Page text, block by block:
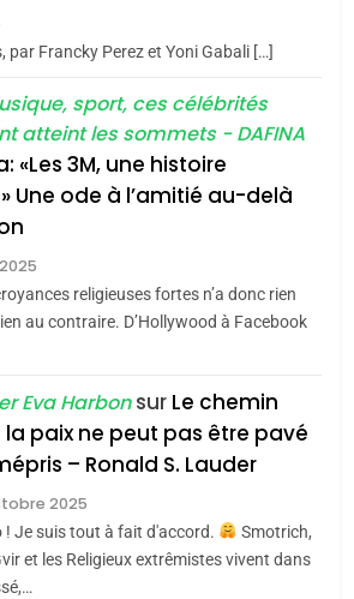
«Tu dis génocide, je dis
guerre»: La nouvelle
chanson de Boy George
ISRAÉL JUDAISME
Accords d’Isaac:
l’alliance pourrait
s’étendre à 13 pays
d’Amérique latine
ISRAÉL JUDAISME
2025, l’année la plus
meurtrière selon le
par Francky Perez et Yoni Gabali […]
sport, ces célébrités
atteint les sommets - DAFINA
«Les 3M, une histoire
Une ode à l’amitié au-delà
religieuses fortes n’a donc rien
au contraire. D’Hollywood à Facebook
Eva Harbonsur Le chemin
la paix ne peut pas être pavé
– Ronald S. Lauder
2025
! Je suis tout à fait d'accord.
Smotrich,
et les Religieux extrêmistes vivent dans
meurtrière selon le rapport
l’antisémitisme
FIÈRE, DIGNE ET RÉSILIENTE :
POURQUOI JE REVENDIQUE
MA JUDAÏTE par Thérèse
Zrihen-Dvir
ISRAÉL
CE QUI NOUS MANQUE –
JUDAISME
Maroc : Les amandes de
Tafraout, le miel de Tadla
Azilal consacrés produits
du terroir
DAFINA MAROC